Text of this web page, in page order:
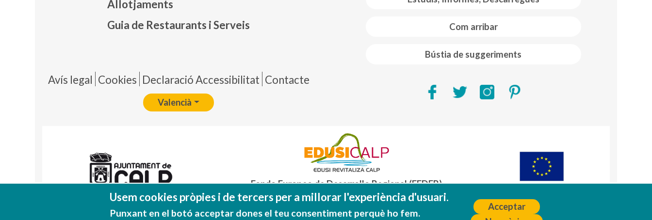
Com arribar
Bústia de suggeriments
Allotjaments
Guia de Restaurants i Serveis
Pie de página
Avís legal Cookies Declaració Accessibilitat Contacte
Valencià
Fondo Europeo de Desarrollo Regional (FEDER)
Una manera de hacer EUROPA
Usem cookies pròpies i de tercers per a millorar l'experiència d'usuari.
Punxant en el botó acceptar dones el teu consentiment perquè ho fem.
Acceptar